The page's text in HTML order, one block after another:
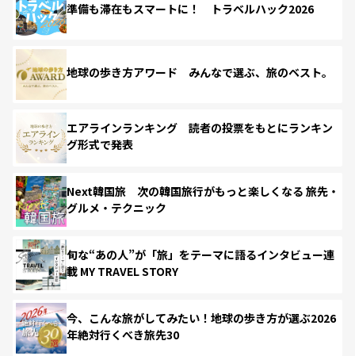
準備も滞在もスマートに！ トラベルハック2026
地球の歩き方アワード みんなで選ぶ、旅のベスト。
エアラインランキング 読者の投票をもとにランキン
グ形式で発表
Next韓国旅 次の韓国旅行がもっと楽しくなる 旅先・
グルメ・テクニック
旬な“あの人”が「旅」をテーマに語るインタビュー連
載 MY TRAVEL STORY
今、こんな旅がしてみたい！地球の歩き方が選ぶ2026
年絶対行くべき旅先30